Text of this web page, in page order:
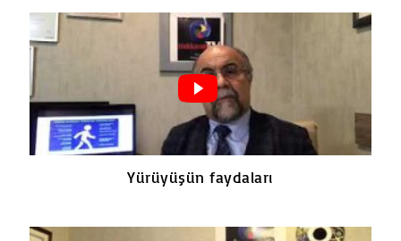
Yürüyüşün faydaları